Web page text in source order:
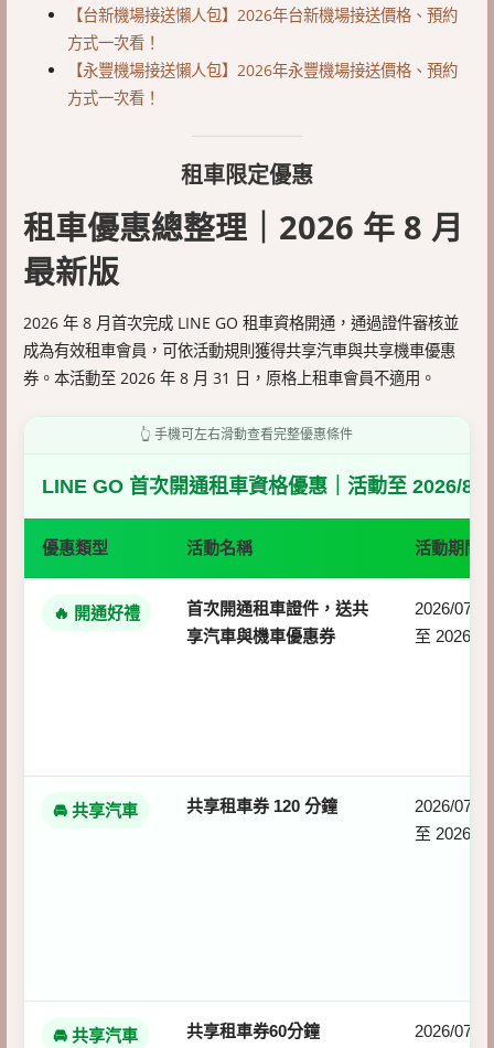
【台新機場接送懶人包】2026年台新機場接送價格、預約
方式一次看！
【永豐機場接送懶人包】2026年永豐機場接送價格、預約
方式一次看！
租車限定優惠
租車優惠總整理｜2026 年 8 月
最新版
2026 年 8 月首次完成 LINE GO 租車資格開通，通過證件審核並
成為有效租車會員，可依活動規則獲得共享汽車與共享機車優惠
券。本活動至 2026 年 8 月 31 日，原格上租車會員不適用。
👆 手機可左右滑動查看完整優惠條件
LINE GO 首次開通租車資格優惠｜活動至 2026/8/
優惠類型 活動名稱 活動期間
🔥 開通好禮
首次開通租車證件，送共
享汽車與機車優惠券
2026/07/01
至 2026/
🚘 共享汽車 共享租車券 120 分鐘
2026/07/01
至 2026/
🚘 共享汽車 共享租車券60分鐘
2026/07/01